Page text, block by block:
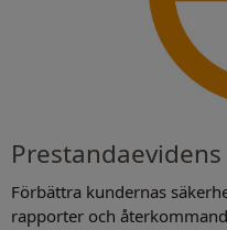
Prestandaevidens
Förbättra kundernas
rapporter och